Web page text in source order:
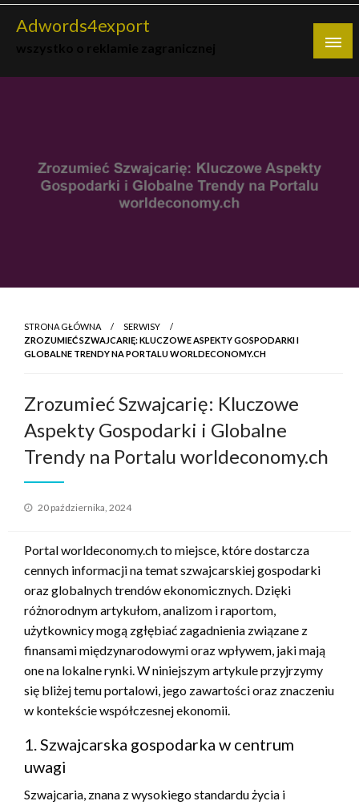
Skip
Adwords4export
STRONA GŁÓWNA
SERWISY
ZROZUMIEĆ SZWAJCARIĘ: KLUCZOWE ASPEKTY GOSPODARKI I
GLOBALNE TRENDY NA PORTALU WORLDECONOMY.CH
Zrozumieć Szwajcarię: Kluczowe
Aspekty Gospodarki i Globalne
Trendy na Portalu worldeconomy.ch
Opublikowane
20 października, 2024
Portal worldeconomy.ch to miejsce, które dostarcza
cennych informacji na temat szwajcarskiej gospodarki
oraz globalnych trendów ekonomicznych. Dzięki
różnorodnym artykułom, analizom i raportom,
użytkownicy mogą zgłębiać zagadnienia związane z
finansami międzynarodowymi oraz wpływem, jaki mają
one na lokalne rynki. W niniejszym artykule przyjrzymy
się bliżej temu portalowi, jego zawartości oraz znaczeniu
w kontekście współczesnej ekonomii.
1. Szwajcarska gospodarka w centrum
uwagi
Szwajcaria, znana z wysokiego standardu życia i